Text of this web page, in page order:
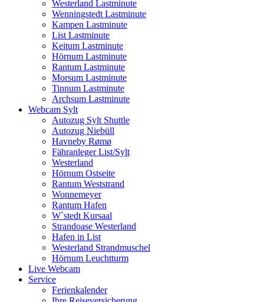
Westerland Lastminute
Wenningstedt Lastminute
Kampen Lastminute
List Lastminute
Keitum Lastminute
Hörnum Lastminute
Rantum Lastminute
Morsum Lastminute
Tinnum Lastminute
Archsum Lastminute
Webcam Sylt
Autozug Sylt Shuttle
Autozug Niebüll
Havneby Rømø
Fähranleger List/Sylt
Westerland
Hörnum Ostseite
Rantum Weststrand
Wonnemeyer
Rantum Hafen
W`stedt Kursaal
Strandoase Westerland
Hafen in List
Westerland Strandmuschel
Hörnum Leuchtturm
Live Webcam
Service
Ferienkalender